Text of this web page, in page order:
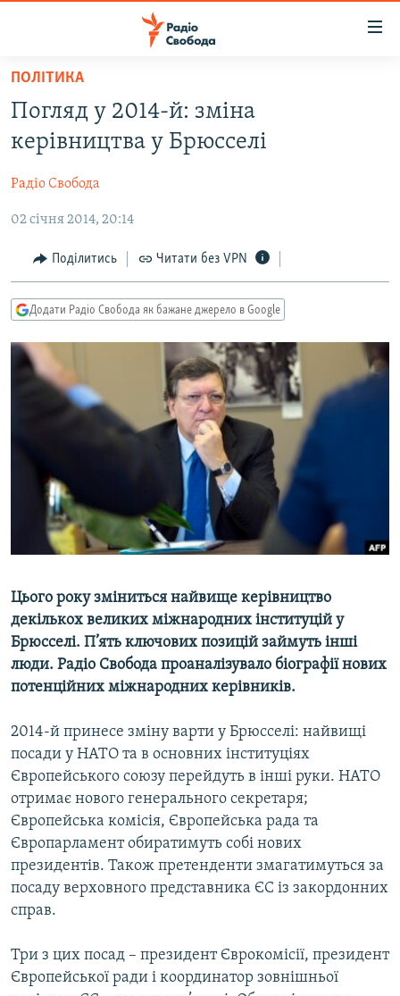
Перейти
основного
матеріалу
Перейти
до
навігації
Перейти
пошуку
ВСЕ ЗА ДОБУ
СТАТТІ
ПОЛІТИКА
ЕКОНОМІКА
СУСПІЛЬСТВО
СПОРТ
УКРАЇНА
СВІТ
ВІЙНА
РОСІЙСЬКА «ФІЛЬТРАЦІЯ»
ДОНБАС.РЕАЛІЇ
КРИМ.РЕАЛІЇ
ТИ ЯК?
СХЕМИ
КИТАЙ.ВИКЛИКИ
МУЛЬТИМЕДІА
СПЕЦПРОЄКТИ
ПОДКАСТИ
УКР
КТАТ
ДОЛУЧАЙСЯ!
Усі сайти RFE/RL
ПОЛІТИКА
Погляд у 2014-й: зміна
керівництва у Брюсселі
Радіо Свобода
02 січня 2014, 20:14
Поділитись Читати без VPN
Додати Радіо Свобода як бажане джерело в Google
Цього року зміниться найвище керівництво
декількох великих міжнародних інституцій у
Брюсселі. П’ять ключових позицій займуть інші
люди. Радіо Свобода проаналізувало біографії нових
потенційних міжнародних керівників.
2014-й принесе зміну варти у Брюсселі: найвищі
посади у НАТО та в основних інституціях
Європейського союзу перейдуть в інші руки. НАТО
отримає нового генерального секретаря;
Європейська комісія, Європейська рада та
Європарламент обиратимуть собі нових
президентів. Також претенденти змагатимуться за
посаду верховного представника ЄС із закордонних
справ.
Три з цих посад – президент Єврокомісії, президент
Європейської ради і координатор зовнішньої